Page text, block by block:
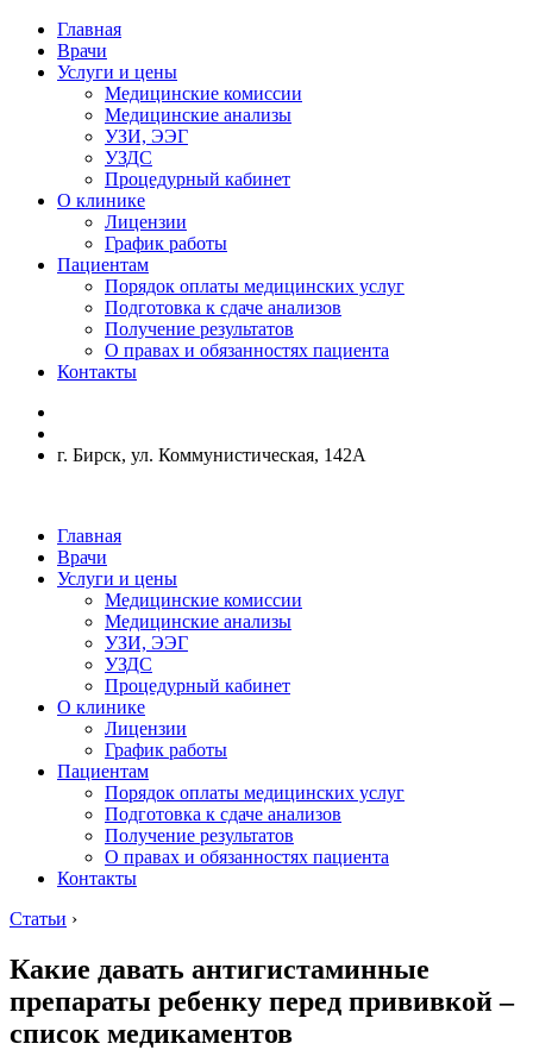
Главная
Врачи
Услуги и цены
Медицинские комиссии
Медицинские анализы
УЗИ, ЭЭГ
УЗДС
Процедурный кабинет
О клинике
Лицензии
График работы
Пациентам
Порядок оплаты медицинских услуг
Подготовка к сдаче анализов
Получение результатов
О правах и обязанностях пациента
Контакты
г. Бирск, ул. Коммунистическая, 142А
Главная
Врачи
Услуги и цены
Медицинские комиссии
Медицинские анализы
УЗИ, ЭЭГ
УЗДС
Процедурный кабинет
О клинике
Лицензии
График работы
Пациентам
Порядок оплаты медицинских услуг
Подготовка к сдаче анализов
Получение результатов
О правах и обязанностях пациента
Контакты
Статьи ›
Какие давать антигистаминные
препараты ребенку перед прививкой –
список медикаментов